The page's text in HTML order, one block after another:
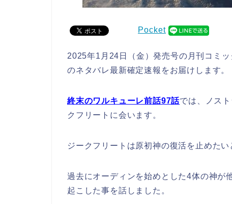
Pocket
2025年1月24日（金）発売号の月刊コミ
のネタバレ最新確定速報をお届けします。
終末のワルキューレ前話97話では、ノス
クフリートに会います。
ジークフリートは原初神の復活を止めたい
過去にオーディンを始めとした4体の神が
起こした事を話しました。